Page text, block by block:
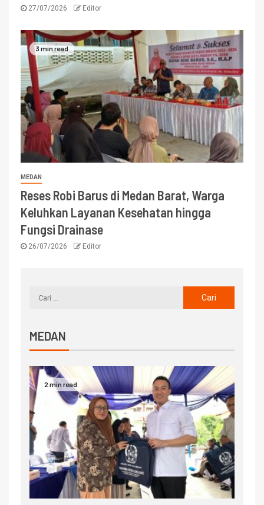
27/07/2026 Editor
3 min read
MEDAN
Reses Robi Barus di Medan Barat, Warga
Keluhkan Layanan Kesehatan hingga
Fungsi Drainase
26/07/2026 Editor
MEDAN
2 min read